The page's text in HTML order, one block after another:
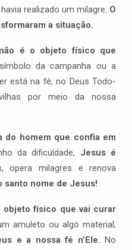
realizado um milagre. O
a situação.
não é o objeto físico que
da campanha ou a
está na fé, no Deus Todo-
por meio da nossa
do homem que confia em
da dificuldade, Jesus é
opera milagres e renova
santo nome de Jesus!
objeto físico que vai curar
amuleto ou algo material,
e a nossa fé n’Ele. No